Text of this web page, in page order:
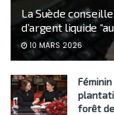
La Suède
d’argent liquide
10 MARS 2026
forêt